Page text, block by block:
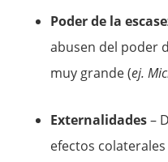
Poder de la
abusen del poder
muy grande (ej.
Externalidades–
efectos